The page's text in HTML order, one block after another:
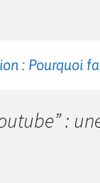
: Pourquoi
: